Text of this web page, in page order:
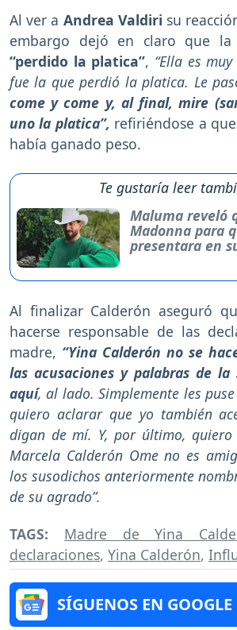
Al ver a Andrea Valdiri su
embargo dejó en claro que la
“perdido la platica”, “Ella es
fue la que perdió la platica. Le
come y come y, al final, mire
uno la platica”, refiriéndose a
había ganado peso.
Te gustaría leer
Maluma reveló
Madonna para
presentara en
Al finalizar Calderón aseguró
hacerse responsable de las
madre, “Yina Calderón no se
las acusaciones y palabras de
aquí, al lado. Simplemente les
quiero aclarar que yo también
digan de mí. Y, por último,
Marcela Calderón Ome no es
los susodichos anteriormente
de su agrado”.
TAGS: Madre de Yina
declaraciones, Yina Calderón,
SÍGUENOS EN GOOGLE